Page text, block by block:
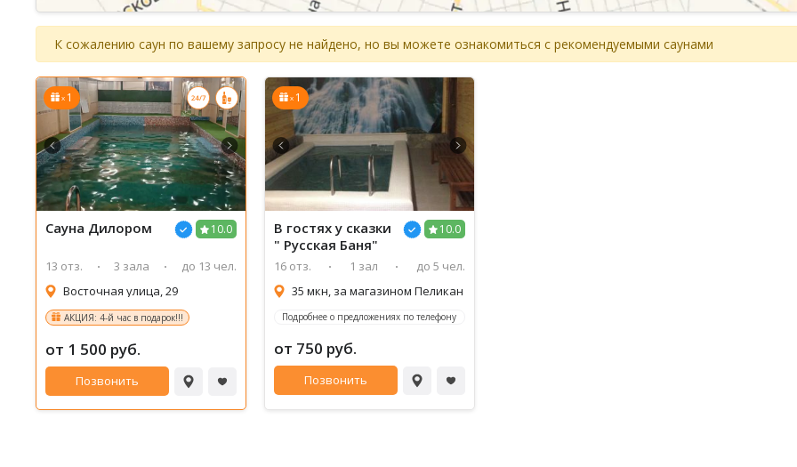
К сожалению саун по вашему запросу не найдено, но вы можете ознакомиться с рекомендуемыми саунами
x 1
10.0
Сауна Дилором
13 отз. 3 зала
до 13 чел.
Восточная улица, 29
АКЦИЯ: 4-й час в подарок!!!
от 1 500 руб.
Позвонить
x 1
10.0
В гостях у сказки
" Русская Баня"
16 отз. 1 зал
до 5 чел.
35 мкн, за магазином Пеликан
Подробнее о предложениях по телефону
от 750 руб.
Позвонить